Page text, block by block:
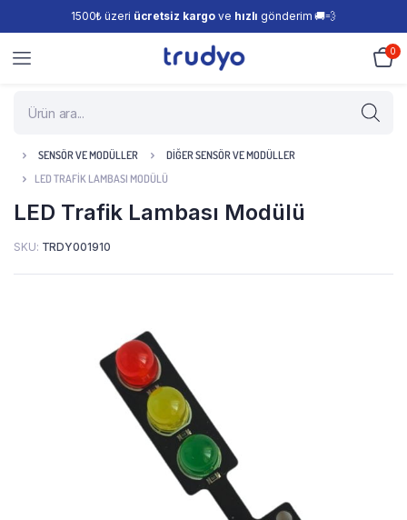
1500₺ üzeri ücretsiz kargo ve hızlı gönderim 🚚💨
0
SENSÖR VE MODÜLLER
DIĞER SENSÖR VE MODÜLLER
LED TRAFIK LAMBASI MODÜLÜ
LED Trafik Lambası Modülü
SKU: TRDY001910